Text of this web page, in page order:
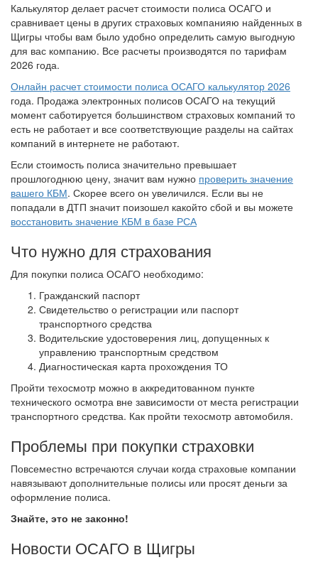
Калькулятор делает расчет стоимости полиса ОСАГО и
сравнивает цены в других страховых компанияю найденных в
Щигры чтобы вам было удобно определить самую выгодную
для вас компанию. Все расчеты производятся по тарифам
2026 года.
Онлайн расчет стоимости полиса ОСАГО калькулятор 2026
года. Продажа электронных полисов ОСАГО на текущий
момент саботируется большинством страховых компаний то
есть не работает и все соответствующие разделы на сайтах
компаний в интернете не работают.
Если стоимость полиса значительно превышает
прошлогоднюю цену, значит вам нужно проверить значение
вашего КБМ. Скорее всего он увеличился. Если вы не
попадали в ДТП значит поизошел какойто сбой и вы можете
восстановить значение КБМ в базе РСА
Что нужно для страхования
Для покупки полиса ОСАГО необходимо:
Гражданский паспорт
Свидетельство о регистрации или паспорт
транспортного средства
Водительские удостоверения лиц, допущенных к
управлению транспортным средством
Диагностическая карта прохождения ТО
Пройти техосмотр можно в аккредитованном пункте
технического осмотра вне зависимости от места регистрации
транспортного средства. Как пройти техосмотр автомобиля.
Проблемы при покупки страховки
Повсеместно встречаются случаи когда страховые компании
навязывают дополнительные полисы или просят деньги за
оформление полиса.
Знайте, это не законно!
Новости ОСАГО в Щигры